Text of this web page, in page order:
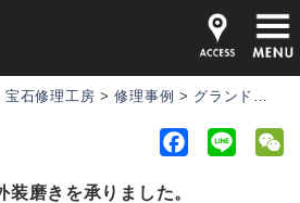
宝石修理工房 >修理事例 > グランドセイコーの外装磨きを承りました。
磨きを承りました。